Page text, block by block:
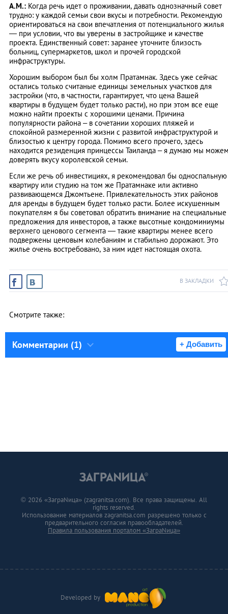
А.М.: Когда речь идет о проживании, давать однозначный совет
трудно: у каждой семьи свои вкусы и потребности. Рекомендую
ориентироваться на свои впечатления от потенциального жилья
— при условии, что вы уверены в застройщике и качестве
проекта. Единственный совет: заранее уточните близость
больниц, супермаркетов, школ и прочей городской
инфраструктуры.
Хорошим выбором был бы холм Пратамнак. Здесь уже сейчас
остались только считаные единицы земельных участков для
застройки (что, в частности, гарантирует, что цена Вашей
квартиры в будущем будет только расти), но при этом все еще
можно найти проекты с хорошими ценами. Причина
популярности района – в сочетании хороших пляжей и
спокойной размеренной жизни с развитой инфраструктурой и
близостью к центру города. Помимо всего прочего, здесь
находится резиденция принцессы Таиланда – я думаю мы
доверять вкусу королевской семьи.
Если же речь об инвестициях, я рекомендовал бы односпальную
квартиру или студию на том же Пратамнаке или активно
развивающемся Джомтьене. Привлекательность этих районов
для аренды в будущем будет только расти. Более искушенным
покупателям я бы советовал обратить внимание на специальные
предложения для инвесторов, а также высотные кондоминиумы
верхнего ценового сегмента ― такие квартиры менее всего
подвержены ценовым колебаниям и стабильно дорожают. Это
жилье очень востребовано, за ним идет настоящая охота.
В ЗАКЛАДКИ
Смотрите также:
Комментарии (1) + Добавить
Developed by
© 2026 «ЗаграNица» (zagranitsa.com). Все права защищены. All
rights reserved.
Использование материалов zagranitsa.com разрешено только с
предварительного согласия правообладателей.
Правила пользования порталом «ЗаграNица»